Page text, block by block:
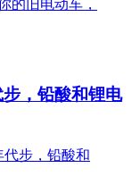
，铅酸和锂电